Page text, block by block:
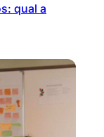
qual a